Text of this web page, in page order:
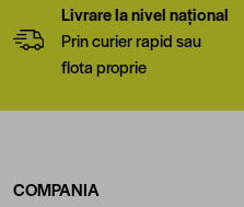
Livrare la nivel național
Prin curier rapid sau
flota proprie
COMPANIA